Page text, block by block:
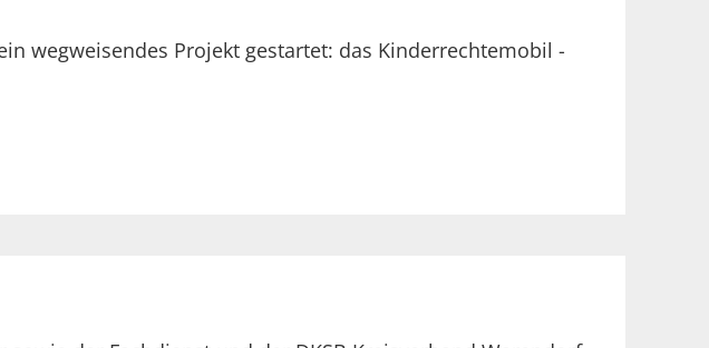
wegweisendes Projekt gestartet: das Kinderrechtemobil -